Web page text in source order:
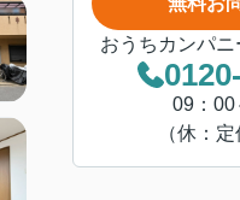
おうちカンパ
09：00
（休：